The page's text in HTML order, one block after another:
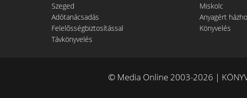
Szeged
Miskolc
Adótanácsadás
Anyagért
Felelősségbiztosítással
Könyvelés
Távkönyvelés
© Media Online 2003-2026 |